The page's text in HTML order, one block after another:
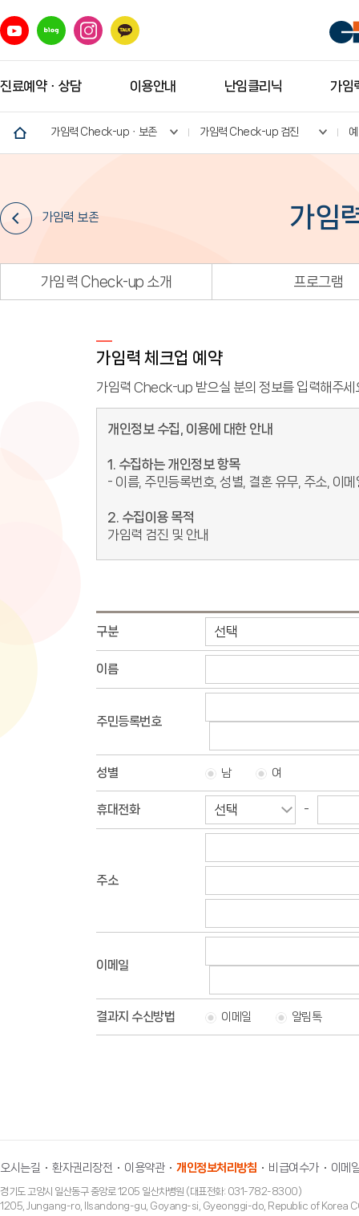
진료예약ㆍ상담 이용안내 난임클리닉 가임
가임력 Check-upㆍ보존 가임력 Check-up 검진
가임력 보존 가임
가임력 Check-up 소개 프로그램
가임력 체크업 예약
가임력 Check-up 받으실 분의 정보를 입력해주세
개인정보 수집, 이용에 대한 안내
1. 수집하는 개인정보 항목
- 이름, 주민등록번호, 성별, 결혼 유무, 주소, 이메
2. 수집이용 목적
가임력 검진 및 안내
4. 개인정보의 수집, 이용에 대한 동의 거부
본인은 위와 같이 개인정보를 수집, 이용하는데
단, 동의를 거부할 경우 간편예약이 불가하오니
구분
이름
주민등록번호
성별 남 여
휴대전화 -
주소
이메일
결과지 수신방법 이메일 알림톡
오시는길 환자권리장전 이용약관 개인정보처리방침 비급여수가 이메
경기도 고양시 일산동구 중앙로 1205 일산차병원 (대표전화: 031-782-8300)
1205, Jungang-ro, Ilsandong-gu, Goyang-si, Gyeonggi-do, Republic of Korea